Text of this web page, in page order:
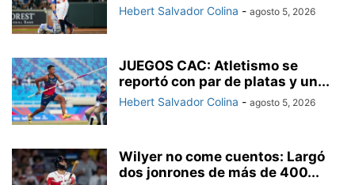
Hebert Salvador Colina - agosto 5, 2026
JUEGOS CAC: Atletismo se
reportó con par de platas y un...
Hebert Salvador Colina - agosto 5, 2026
Wilyer no come cuentos: Largó
dos jonrones de más de 400...